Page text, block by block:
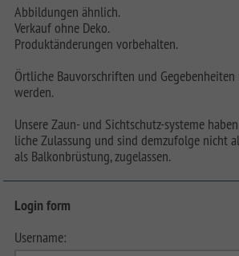
Abbildungen ähnlich.
Verkauf ohne Deko.
Produktänderungen vorbehalten.
Örtliche Bauvorschriften und
werden.
Unsere Zaun- und Sichtschutz-systeme
liche Zulassung und sind demzufolge nicht
als Balkonbrüstung, zugelassen.
Login form
Username: